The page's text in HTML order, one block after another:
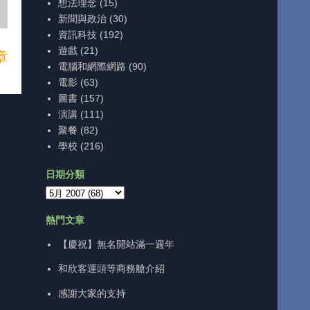
想法理念 (15)
新聞與政治 (30)
資訊科技 (192)
遊戲 (21)
電腦和網際網路 (90)
電影 (63)
圖書 (157)
演講 (111)
聚餐 (82)
學校 (216)
日期分類
熱門文章
【慶祝】無名開站滿一週年
和欣客運頭等商務艙介紹
感謝大家的支持